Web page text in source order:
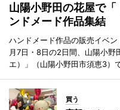
山陽小野田の花屋で
ンドメード作品集結
ハンドメード作品の販売イベ
月7日・8日の2日間、山陽小
エ）」（山陽小野田市須恵3）
買う